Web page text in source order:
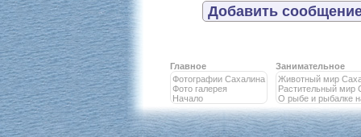
Добавить
Главное
Фотографии Сахалина
Фото галерея
Начало
Занимательное
Животный мир
Растительный мир
О рыбе и рыбалке